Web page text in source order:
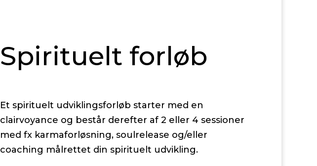
Spirituelt forløb
Et spirituelt udviklingsforløb starter med en
clairvoyance og består derefter af 2 eller 4 sessioner
med fx karmaforløsning, soulrelease og/eller
coaching målrettet din spirituelt udvikling.